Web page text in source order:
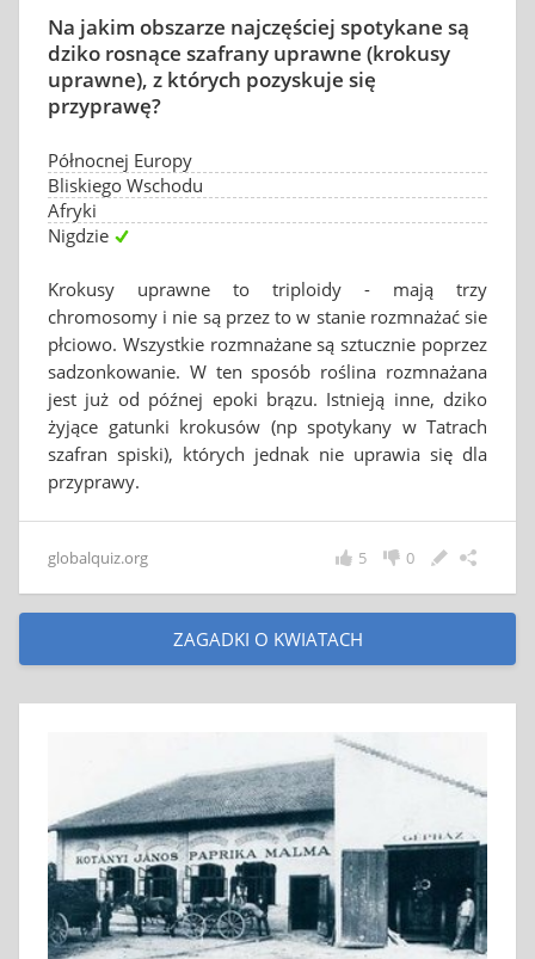
Na jakim obszarze najczęściej spotykane są
dziko rosnące szafrany uprawne (krokusy
uprawne), z których pozyskuje się
przyprawę?
Północnej Europy
Bliskiego Wschodu
Afryki
Nigdzie
Krokusy uprawne to triploidy - mają trzy
chromosomy i nie są przez to w stanie rozmnażać sie
płciowo. Wszystkie rozmnażane są sztucznie poprzez
sadzonkowanie. W ten sposób roślina rozmnażana
jest już od późnej epoki brązu. Istnieją inne, dziko
żyjące gatunki krokusów (np spotykany w Tatrach
szafran spiski), których jednak nie uprawia się dla
przyprawy.
globalquiz.org 0
5
ZAGADKI O KWIATACH